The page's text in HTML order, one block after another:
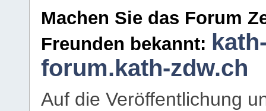
Machen Sie das Forum
Freunden bekannt:
forum.kath-zdw.ch
Auf die Veröffentlichung